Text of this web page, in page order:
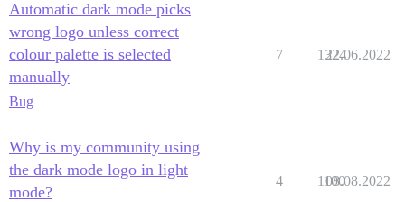
Automatic dark mode picks
wrong logo unless correct
colour palette is selected
manually
Bug
7 1324
22.06.2022
Why is my community using
the dark mode logo in light
mode?
4 1100
08.08.2022